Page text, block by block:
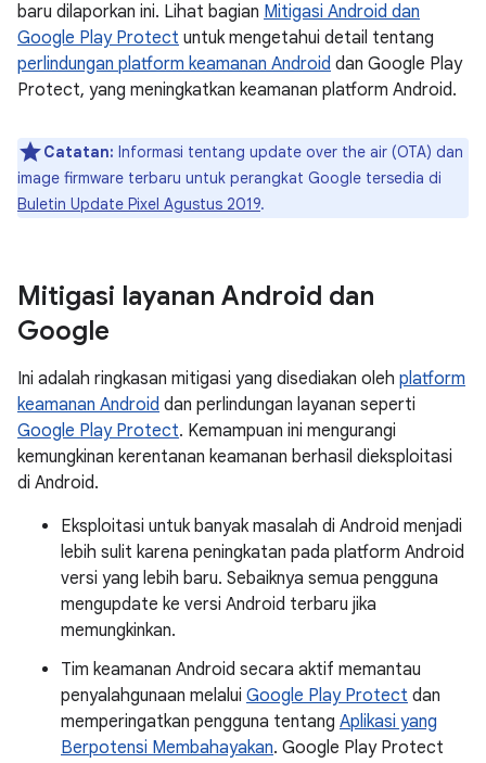
baru dilaporkan ini. Lihat bagian Mitigasi Android dan
Google Play Protect untuk mengetahui detail tentang
perlindungan platform keamanan Android dan Google Play
Protect, yang meningkatkan keamanan platform Android.
Catatan: Informasi tentang update over the air (OTA) dan
image firmware terbaru untuk perangkat Google tersedia di
Buletin Update Pixel Agustus 2019.
Mitigasi layanan Android dan
Google
Ini adalah ringkasan mitigasi yang disediakan oleh platform
keamanan Android dan perlindungan layanan seperti
Google Play Protect. Kemampuan ini mengurangi
kemungkinan kerentanan keamanan berhasil dieksploitasi
di Android.
Eksploitasi untuk banyak masalah di Android menjadi
lebih sulit karena peningkatan pada platform Android
versi yang lebih baru. Sebaiknya semua pengguna
mengupdate ke versi Android terbaru jika
memungkinkan.
Tim keamanan Android secara aktif memantau
penyalahgunaan melalui Google Play Protect dan
memperingatkan pengguna tentang Aplikasi yang
Berpotensi Membahayakan. Google Play Protect